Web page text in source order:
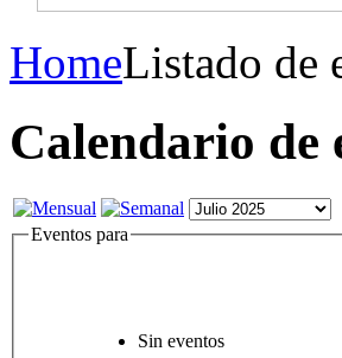
HomeListado de
Calendario de
Eventos para
Sin eventos